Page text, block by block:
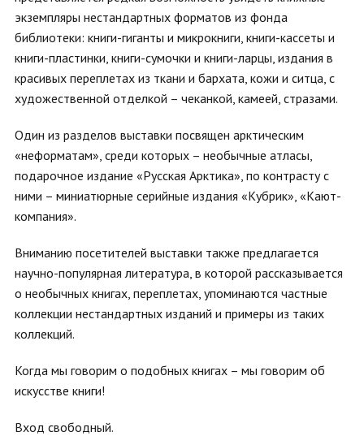
экземпляры нестандартных форматов из фонда
библиотеки: книги-гиганты и микрокниги, книги-кассеты и
книги-пластинки, книги-сумочки и книги-ларцы, издания в
красивых переплетах из ткани и бархата, кожи и ситца, с
художественной отделкой – чеканкой, камеей, стразами.
Один из разделов выставки посвящен арктическим
«неформатам», среди которых – необычные атласы,
подарочное издание «Русская Арктика», по контрасту с
ними – миниатюрные серийные издания «Кубрик», «Кают-
компания».
Вниманию посетителей выставки также предлагается
научно-популярная литература, в которой рассказывается
о необычных книгах, переплетах, упоминаются частные
коллекции нестандартных изданий и примеры из таких
коллекций.
Когда мы говорим о подобных книгах – мы говорим об
искусстве книги!
Вход свободный.